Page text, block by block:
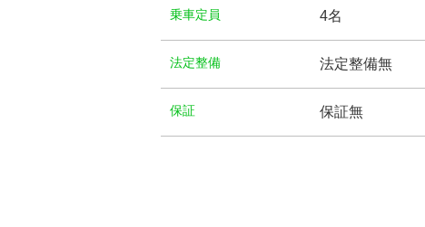
乗車定員 4名
法定整備 法定整備無
保証 保証無